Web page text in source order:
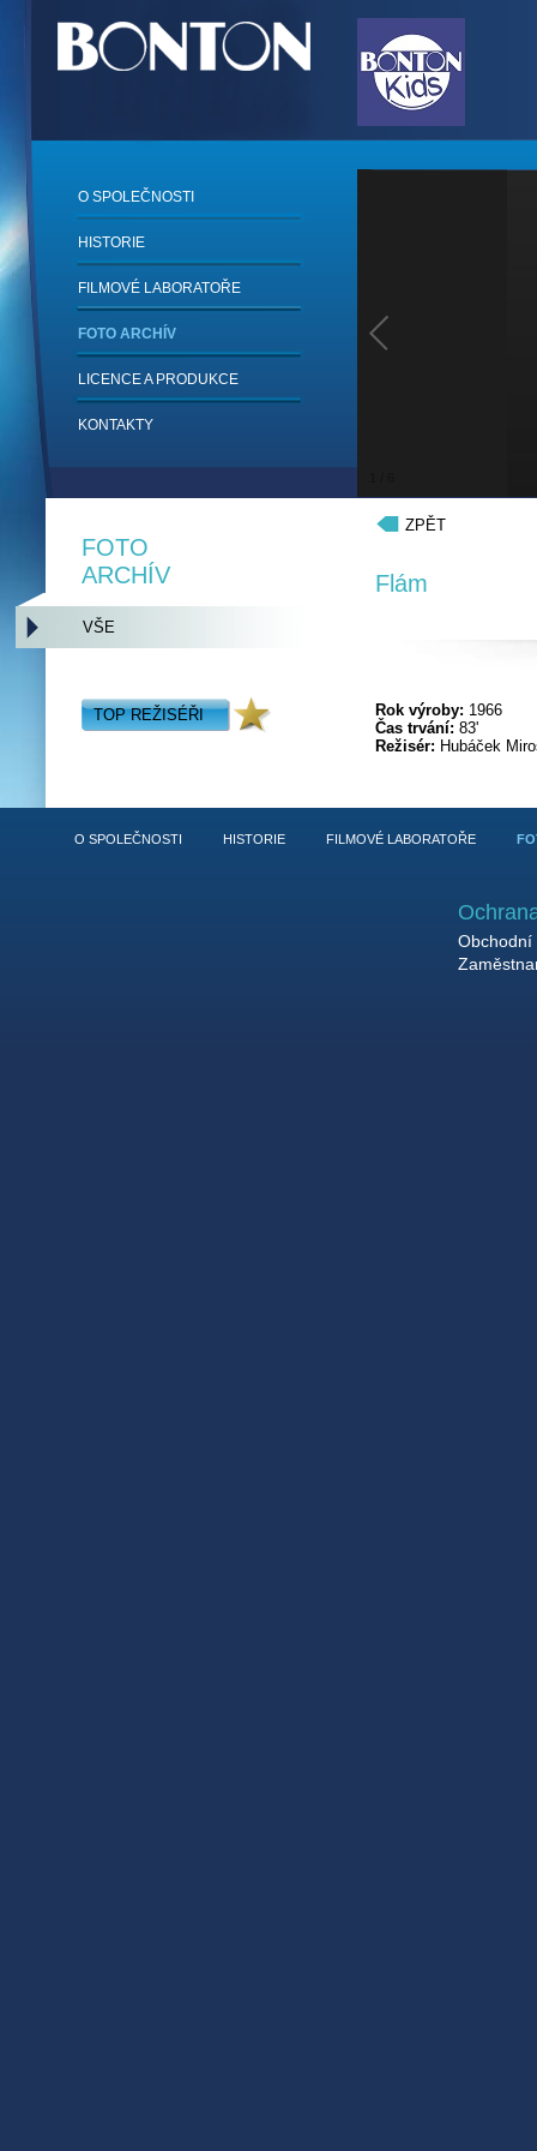
O SPOLEČNOSTI
HISTORIE
FILMOVÉ LABORATOŘE
FOTO ARCHÍV
LICENCE A PRODUKCE
KONTAKTY
ZPĚT
Flám
Rok výroby: 1966
Čas trvání: 83'
Režisér: Hubáček
FOTO
ARCHÍV
VŠE
TOP REŽISÉŘI
O SPOLEČNOSTI HISTORIE FILMOVÉ LABORATOŘE
Obchodní